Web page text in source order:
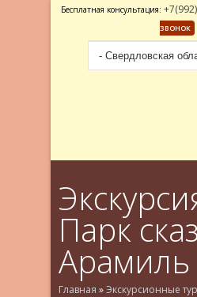
Бесплатная консультация:
ЗВОНОК
Парк
Арамиль
Главная »Экскурсионные